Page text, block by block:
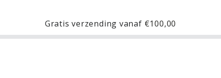
Gratis verzending vanaf €100,00